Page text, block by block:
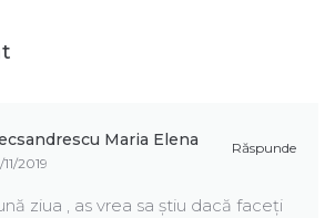
Răspunde
Maria Elena
2019
ziua , as vrea sa știu dacă faceți